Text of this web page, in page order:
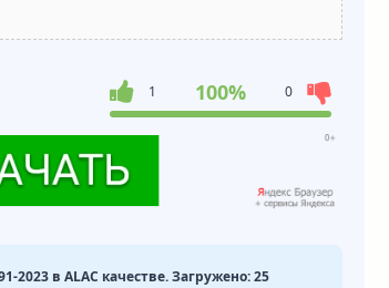
1 100% 0
2023 в ALAC качестве. Загружено: 25